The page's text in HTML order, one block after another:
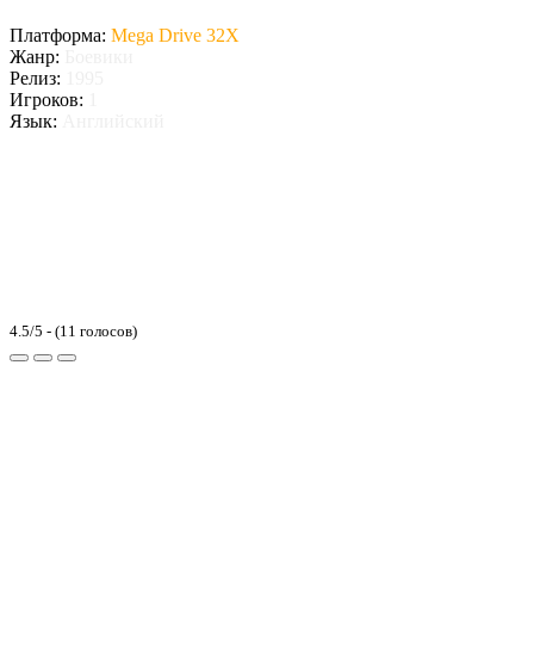
Платформа: Mega Drive 32X
Жанр:
Релиз:
Игроков:
Язык:
4.5/5 - (11 голосов)